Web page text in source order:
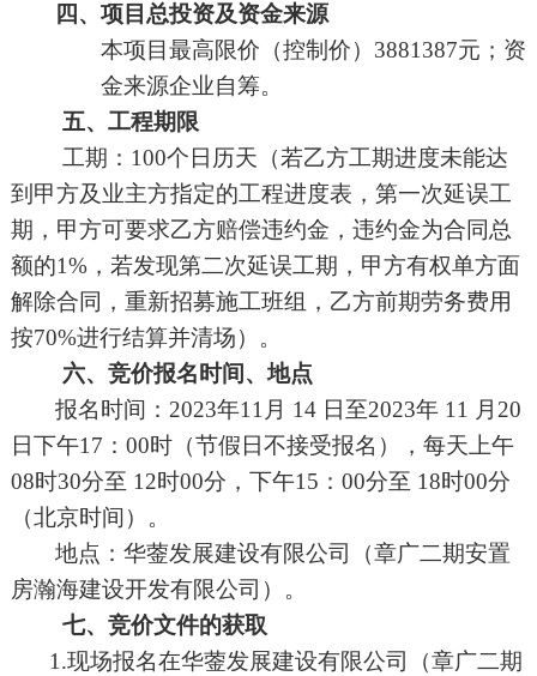
四、项目总投资及资金来源
本项目最高限价（控制价） 3881387元； 资
金来源企业自筹。
五、工程期限
工期 ： 100个日历天（若乙方工期进度未能达
到甲方及业主方指定的工程进度表，第一次延误工
期，甲方可要求乙方赔偿违约金，违约金为合同总
额的1%，若发现第二次延误工期，甲方有权单方面
解除合同，重新招募施工班组，乙方前期劳务费用
按70%进行结算并清场） 。
六、竞价报名时间、地点
报名时间： 2023年11 月 14 日至2023年 11 月 20
日下午1 7 ： 00时（节假日不接受报名），每天上午
08时30分至 12时00分，下午15 ： 00分至 18时00分
（北京时间）。
地点： 华蓥发展建设有限公司
（章广二期安置
房瀚海建设开发有限公司） 。
七、竞价文件的获取
1.现场报名在华蓥发展建设有限公司 （章广二期